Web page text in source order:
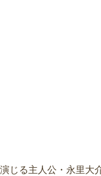
じる主人公・永里大